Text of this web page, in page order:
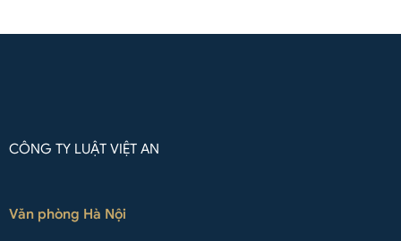
CÔNG TY LUẬT VIỆT AN
Văn phòng Hà Nội